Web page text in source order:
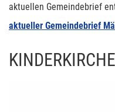
aktuellen Gemeindebrief
aktueller Gemeindebrief